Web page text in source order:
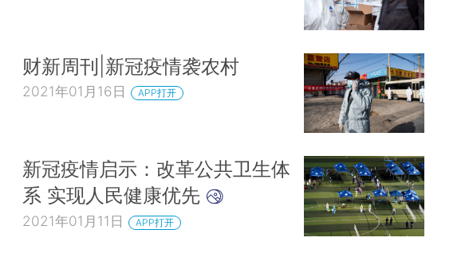
财新周刊|新冠疫情袭农村
2021年01月16日 APP打开
新冠疫情启示：改革公共卫生体
系 实现人民健康优先
2021年01月11日 APP打开